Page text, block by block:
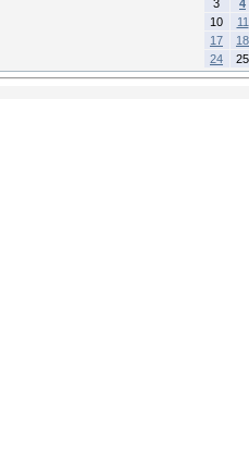
3
4
10
11
17
18
24
25